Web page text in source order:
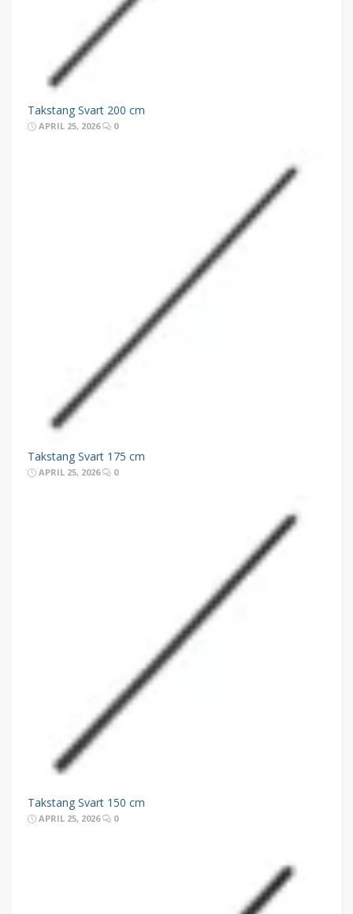
Takstang Svart 200 cm
APRIL 25, 2026 0
Takstang Svart 175 cm
APRIL 25, 2026 0
Takstang Svart 150 cm
APRIL 25, 2026 0